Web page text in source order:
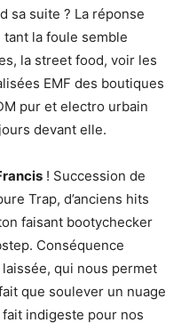
sa suite ? La réponse
tant la foule semble
la street food, voir les
EMF des boutiques
pur et electro urbain
devant elle.
! Succession de
Trap, d’anciens hits
faisant bootychecker
Conséquence
qui nous permet
que soulever un nuage
indigeste pour nos